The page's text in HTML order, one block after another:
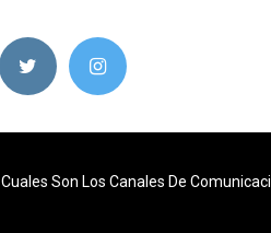
Cuales Son Los Canales De